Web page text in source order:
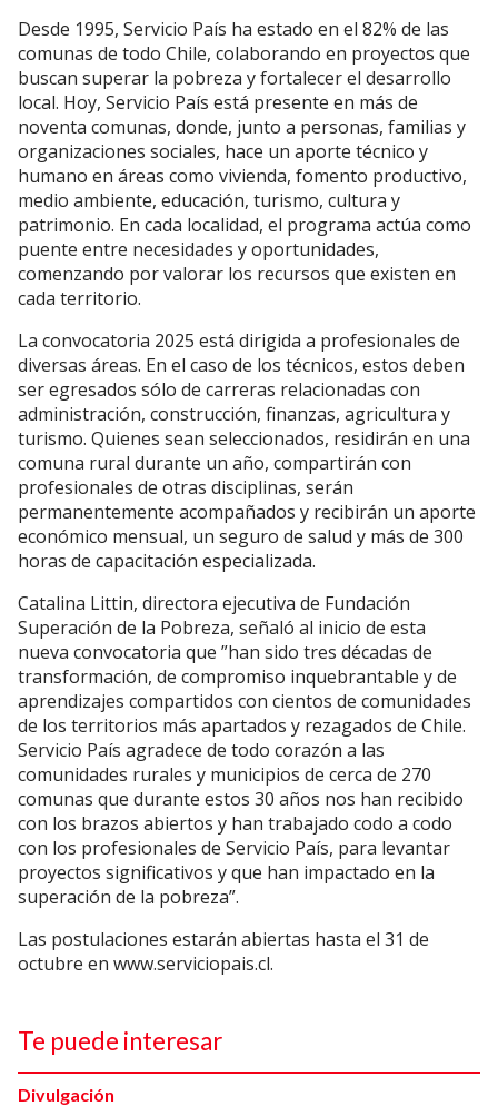
Desde 1995, Servicio País ha estado en el 82% de las
comunas de todo Chile, colaborando en proyectos que
buscan superar la pobreza y fortalecer el desarrollo
local. Hoy, Servicio País está presente en más de
noventa comunas, donde, junto a personas, familias y
organizaciones sociales, hace un aporte técnico y
humano en áreas como vivienda, fomento productivo,
medio ambiente, educación, turismo, cultura y
patrimonio. En cada localidad, el programa actúa como
puente entre necesidades y oportunidades,
comenzando por valorar los recursos que existen en
cada territorio.
La convocatoria 2025 está dirigida a profesionales de
diversas áreas. En el caso de los técnicos, estos deben
ser egresados sólo de carreras relacionadas con
administración, construcción, finanzas, agricultura y
turismo. Quienes sean seleccionados, residirán en una
comuna rural durante un año, compartirán con
profesionales de otras disciplinas, serán
permanentemente acompañados y recibirán un aporte
económico mensual, un seguro de salud y más de 300
horas de capacitación especializada.
Catalina Littin, directora ejecutiva de Fundación
Superación de la Pobreza, señaló al inicio de esta
nueva convocatoria que ”han sido tres décadas de
transformación, de compromiso inquebrantable y de
aprendizajes compartidos con cientos de comunidades
de los territorios más apartados y rezagados de Chile.
Servicio País agradece de todo corazón a las
comunidades rurales y municipios de cerca de 270
comunas que durante estos 30 años nos han recibido
con los brazos abiertos y han trabajado codo a codo
con los profesionales de Servicio País, para levantar
proyectos significativos y que han impactado en la
superación de la pobreza”.
Las postulaciones estarán abiertas hasta el 31 de
octubre en www.serviciopais.cl.
Te puede interesar
Divulgación